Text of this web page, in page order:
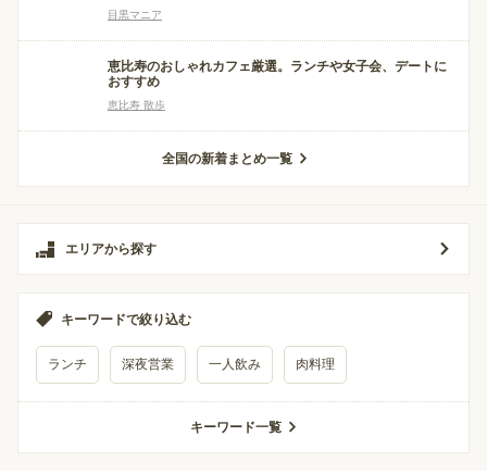
目黒マニア
恵比寿のおしゃれカフェ厳選。ランチや女子会、デートに
おすすめ
恵比寿 散歩
全国の新着まとめ一覧
エリアから探す
キーワードで絞り込む
ランチ 深夜営業 一人飲み 肉料理
キーワード一覧